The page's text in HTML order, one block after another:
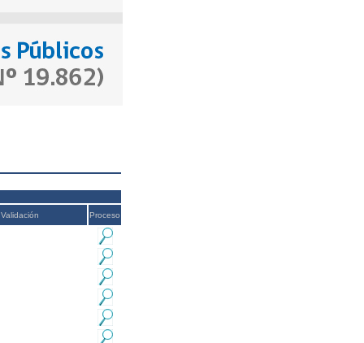
Validación Proceso